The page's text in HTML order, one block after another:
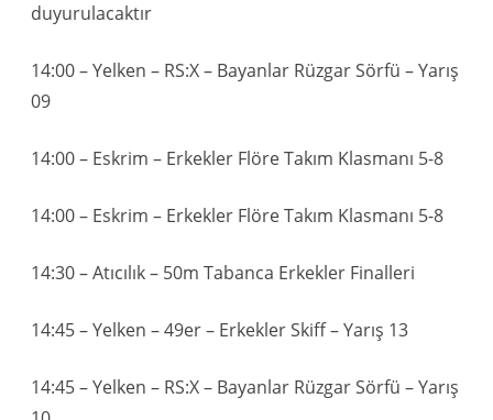
duyurulacaktır
14:00 – Yelken – RS:X – Bayanlar Rüzgar Sörfü – Yarış
09
14:00 – Eskrim – Erkekler Flöre Takım Klasmanı 5-8
14:00 – Eskrim – Erkekler Flöre Takım Klasmanı 5-8
14:30 – Atıcılık – 50m Tabanca Erkekler Finalleri
14:45 – Yelken – 49er – Erkekler Skiff – Yarış 13
14:45 – Yelken – RS:X – Bayanlar Rüzgar Sörfü – Yarış